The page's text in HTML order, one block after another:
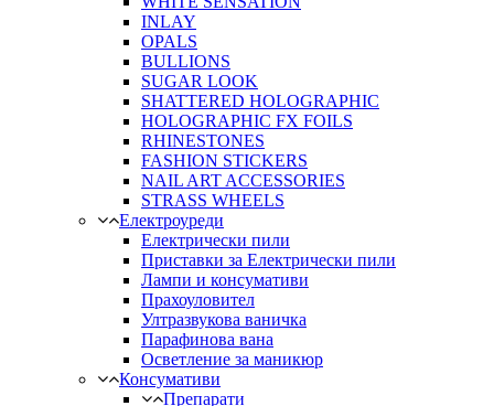
INLAY
OPALS
BULLIONS
SUGAR LOOK
SHATTERED HOLOGRAPHIC
HOLOGRAPHIC FX FOILS
RHINESTONES
FASHION STICKERS
NAIL ART ACCESSORIES
STRASS WHEELS
Електроуреди
Електрически пили
Приставки за Електрически пили
Лампи и консумативи
Прахоуловител
Ултразвукова ваничка
Парафинова вана
Осветление за маникюр
Консумативи
Препарати